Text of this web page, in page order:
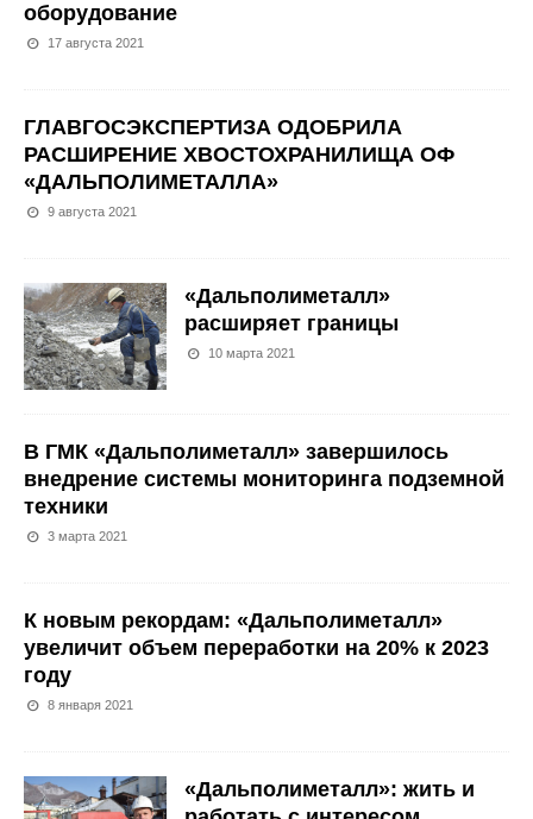
оборудование
17 августа 2021
ГЛАВГОСЭКСПЕРТИЗА ОДОБРИЛА
РАСШИРЕНИЕ ХВОСТОХРАНИЛИЩА ОФ
«ДАЛЬПОЛИМЕТАЛЛА»
9 августа 2021
«Дальполиметалл»
расширяет границы
10 марта 2021
В ГМК «Дальполиметалл» завершилось
внедрение системы мониторинга подземной
техники
3 марта 2021
К новым рекордам: «Дальполиметалл»
увеличит объем переработки на 20% к 2023
году
8 января 2021
«Дальполиметалл»: жить и